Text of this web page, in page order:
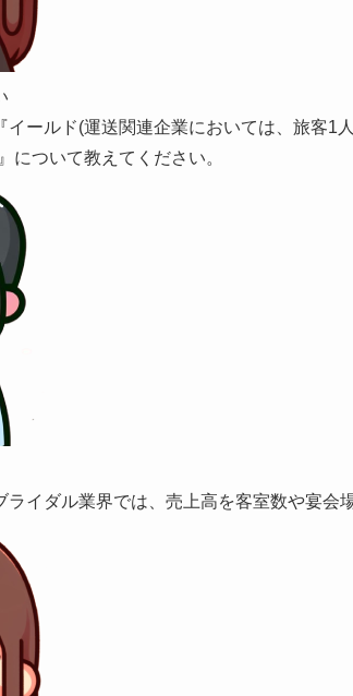
イールド(運送関連企業においては、旅客1
について教えてください。
イダル業界では、売上高を客室数や宴会